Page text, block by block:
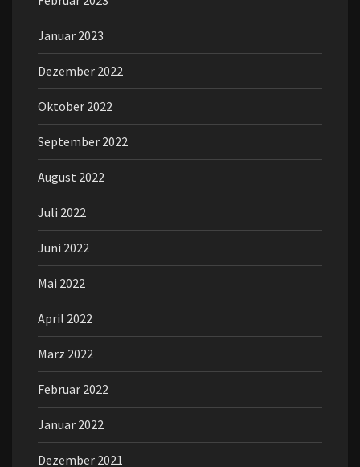
Januar 2023
Dezember 2022
Oktober 2022
September 2022
August 2022
Juli 2022
Juni 2022
Mai 2022
April 2022
März 2022
Februar 2022
Januar 2022
Dezember 2021